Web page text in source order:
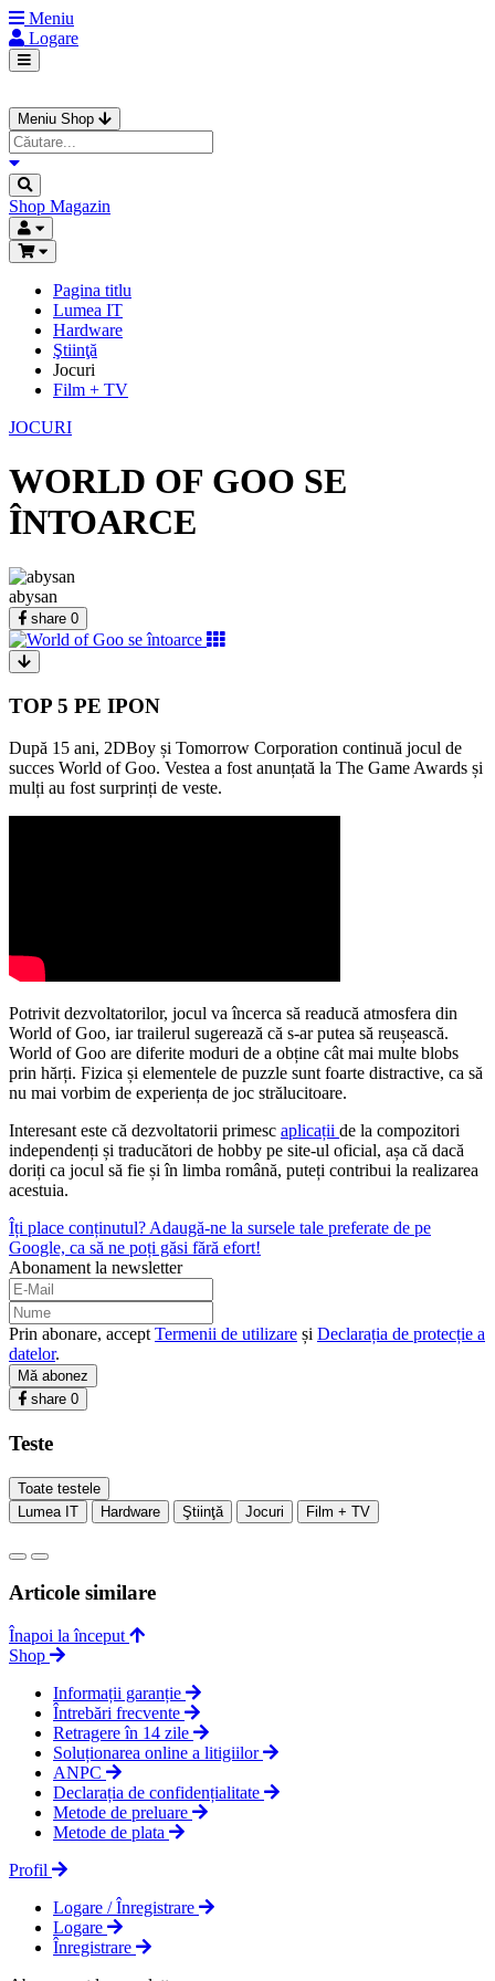
Meniu
Logare
Meniu Shop
Shop Magazin
Pagina titlu
Lumea IT
Hardware
Ştiinţă
Jocuri
Film + TV
JOCURI
WORLD OF GOO SE
ÎNTOARCE
abysan
share 0
TOP 5 PE IPON
După 15 ani, 2DBoy și Tomorrow Corporation continuă jocul de
succes World of Goo. Vestea a fost anunțată la The Game Awards și
mulți au fost surprinți de veste.
Potrivit dezvoltatorilor, jocul va încerca să readucă atmosfera din
World of Goo, iar trailerul sugerează că s-ar putea să reușească.
World of Goo are diferite moduri de a obține cât mai multe blobs
prin hărți. Fizica și elementele de puzzle sunt foarte distractive, ca să
nu mai vorbim de experiența de joc strălucitoare.
Interesant este că dezvoltatorii primesc aplicații de la compozitori
independenți și traducători de hobby pe site-ul oficial, așa că dacă
doriți ca jocul să fie și în limba română, puteți contribui la realizarea
acestuia.
Îți place conținutul? Adaugă-ne la sursele tale preferate de pe
Google, ca să ne poți găsi fără efort!
Abonament la newsletter
Prin abonare, accept Termenii de utilizare și Declarația de protecție a
datelor.
Mă abonez
share 0
Teste
Toate testele
Lumea IT
Hardware Ştiinţă Jocuri Film + TV
Articole similare
Înapoi la început
Shop
Informații garanție
Întrebări frecvente
Retragere în 14 zile
Soluționarea online a litigiilor
ANPC
Declarația de confidențialitate
Metode de preluare
Metode de plata
Profil
Logare / Înregistrare
Logare
Înregistrare